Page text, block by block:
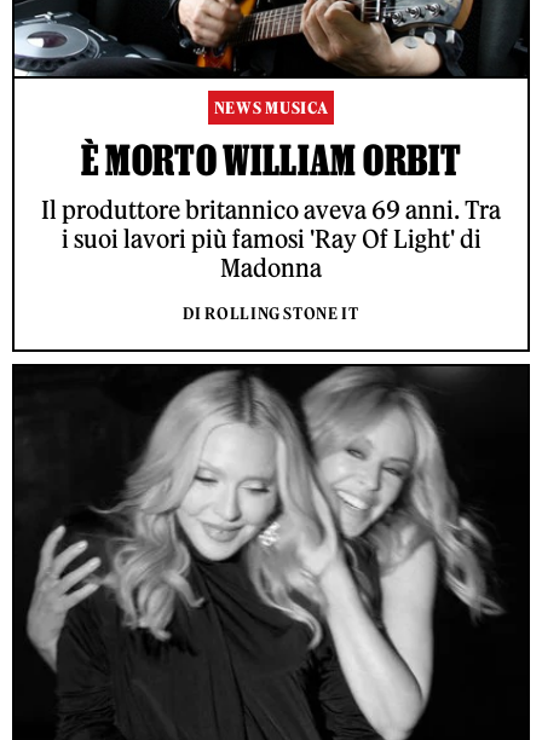
NEWS MUSICA
È MORTO WILLIAM ORBIT
Il produttore britannico aveva 69 anni. Tra
i suoi lavori più famosi 'Ray Of Light' di
Madonna
DI ROLLING STONE IT